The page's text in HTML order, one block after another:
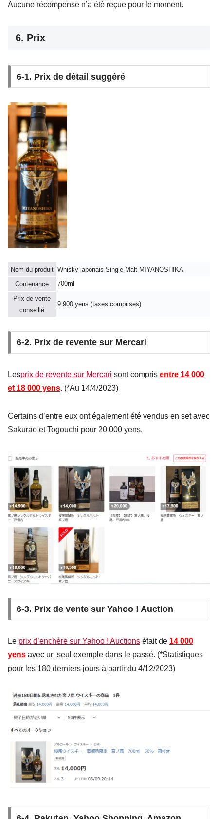
Aucune récompense n’a été reçue pour le moment.
6. Prix
6-1. Prix de détail suggéré
Nom du produit Whisky japonais Single Malt MIYANOSHIKA
Contenance
700ml
Prix de vente
conseillé
9 900 yens (taxes comprises)
6-2. Prix de revente sur Mercari
Lesprix de revente sur Mercari sont compris entre 14 000
et 18 000 yens. (*Au 14/4/2023)
Certains d’entre eux ont également été vendus en set avec
Sakurao et Togouchi pour 20 000 yens.
6-3. Prix de vente sur Yahoo ! Auction
Le prix d’enchère sur Yahoo ! Auctions était de 14 000
yens avec un seul exemple dans le passé. (*Statistiques
pour les 180 derniers jours à partir du 4/12/2023)